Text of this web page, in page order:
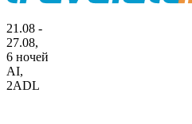
21.08 -
27.08,
6 ночей
AI,
2ADL